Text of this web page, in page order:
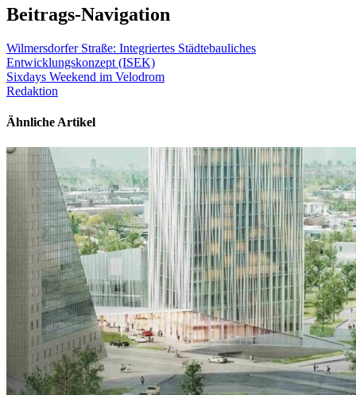
Beitrags-Navigation
Wilmersdorfer Straße: Integriertes Städtebauliches
Entwicklungskonzept (ISEK)
Sixdays Weekend im Velodrom
Redaktion
Ähnliche Artikel